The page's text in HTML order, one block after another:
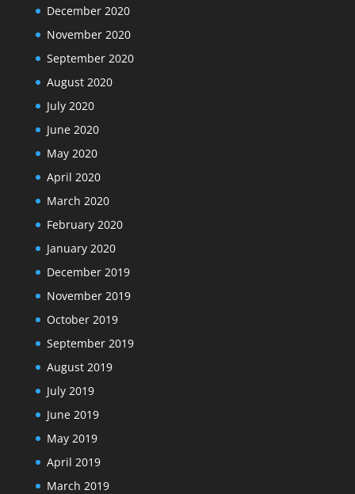
December 2020
November 2020
September 2020
August 2020
July 2020
June 2020
May 2020
April 2020
March 2020
February 2020
January 2020
December 2019
November 2019
October 2019
September 2019
August 2019
July 2019
June 2019
May 2019
April 2019
March 2019